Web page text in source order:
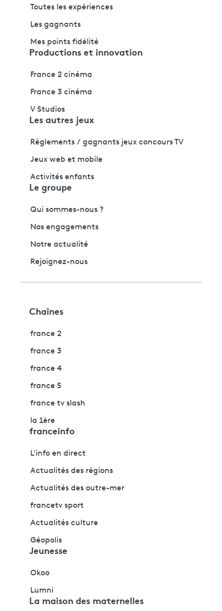
Toutes les expériences
Les gagnants
Mes points fidélité
Productions et innovation
France 2 cinéma
France 3 cinéma
V Studios
Les autres jeux
Règlements / gagnants jeux concours TV
Jeux web et mobile
Activités enfants
Le groupe
Qui sommes-nous ?
Nos engagements
Notre actualité
Rejoignez-nous
Chaînes
france 2
france 3
france 4
france 5
france tv slash
la 1ère
franceinfo
L'info en direct
Actualités des régions
Actualités des outre-mer
francetv sport
Actualités culture
Géopolis
Jeunesse
Okoo
Lumni
La maison des maternelles